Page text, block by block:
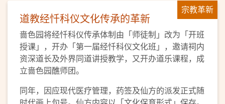
宗教革新
道教经忏科仪文化传承的革新
啬色园将经忏科仪传承体制由「师徒制」改为「开班
授课」，开办「第一届经忏科仪文化班」，邀请祠内
资深道长及外界同道讲授教学，又开办道乐课程，成
立啬色园醮师团。
同年，因应现代医疗管理，药签及仙方的派发正式随